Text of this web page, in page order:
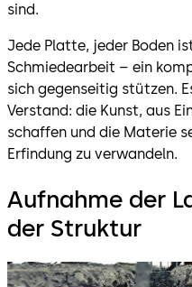
sind.
Jede Platte, jeder Boden
Schmiedearbeit – ein
sich gegenseitig stützen.
Verstand: die Kunst, aus
schaffen und die Materie
Erfindung zu verwandeln.
Aufnahme der
der Struktur